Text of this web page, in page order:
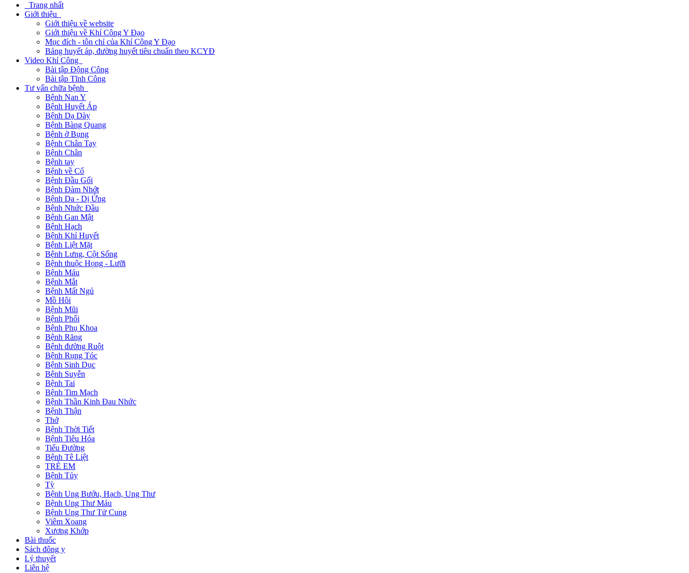
Trang nhất
Giới thiệu
Giới thiệu về website
Giới thiệu về Khí Công Y Đạo
Mục đích - tôn chỉ của Khí Công Y Đạo
Bảng huyết áp, đường huyết tiêu chuẩn theo KCYĐ
Video Khí Công
Bài tập Động Công
Bài tập Tĩnh Công
Tư vấn chữa bệnh
Bệnh Nan Y
Bệnh Huyết Áp
Bệnh Dạ Dày
Bệnh Bàng Quang
Bệnh ở Bụng
Bệnh Chân Tay
Bệnh Chân
Bệnh tay
Bệnh về Cổ
Bệnh Đầu Gối
Bệnh Đàm Nhớt
Bệnh Da - Dị Ứng
Bệnh Nhức Đầu
Bệnh Gan Mật
Bệnh Hạch
Bệnh Khí Huyết
Bệnh Liệt Mặt
Bệnh Lưng, Cột Sống
Bệnh thuộc Họng - Lưỡi
Bệnh Máu
Bệnh Mắt
Bệnh Mất Ngủ
Mồ Hôi
Bệnh Mũi
Bệnh Phổi
Bệnh Phụ Khoa
Bệnh Răng
Bệnh đường Ruột
Bệnh Rụng Tóc
Bệnh Sinh Dục
Bệnh Suyễn
Bệnh Tai
Bệnh Tim Mạch
Bệnh Thần Kinh Đau Nhức
Bệnh Thận
Thở
Bệnh Thời Tiết
Bệnh Tiêu Hóa
Tiểu Đường
Bệnh Tê Liệt
TRẺ EM
Bệnh Tủy
Tỳ
Bệnh Ung Bướu, Hạch, Ung Thư
Bệnh Ung Thư Máu
Bệnh Ung Thư Tử Cung
Viêm Xoang
Xương Khớp
Bài thuốc
Sách đông y
Lý thuyết
Liên hệ